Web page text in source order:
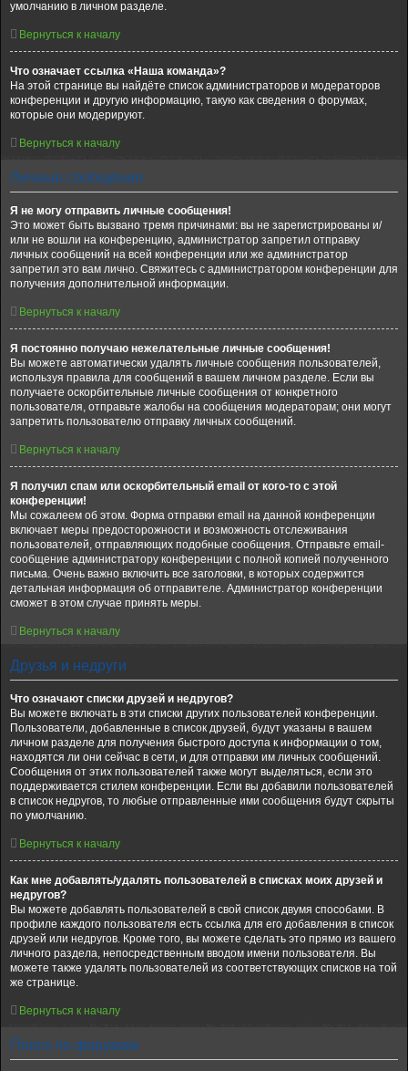
умолчанию в личном разделе.
Вернуться к началу
Что означает ссылка «Наша команда»?
На этой странице вы найдёте список администраторов и модераторов
конференции и другую информацию, такую как сведения о форумах,
которые они модерируют.
Вернуться к началу
Личные сообщения
Я не могу отправить личные сообщения!
Это может быть вызвано тремя причинами: вы не зарегистрированы и/
или не вошли на конференцию, администратор запретил отправку
личных сообщений на всей конференции или же администратор
запретил это вам лично. Свяжитесь с администратором конференции для
получения дополнительной информации.
Вернуться к началу
Я постоянно получаю нежелательные личные сообщения!
Вы можете автоматически удалять личные сообщения пользователей,
используя правила для сообщений в вашем личном разделе. Если вы
получаете оскорбительные личные сообщения от конкретного
пользователя, отправьте жалобы на сообщения модераторам; они могут
запретить пользователю отправку личных сообщений.
Вернуться к началу
Я получил спам или оскорбительный email от кого-то с этой
конференции!
Мы сожалеем об этом. Форма отправки email на данной конференции
включает меры предосторожности и возможность отслеживания
пользователей, отправляющих подобные сообщения. Отправьте email-
сообщение администратору конференции с полной копией полученного
письма. Очень важно включить все заголовки, в которых содержится
детальная информация об отправителе. Администратор конференции
сможет в этом случае принять меры.
Вернуться к началу
Друзья и недруги
Что означают списки друзей и недругов?
Вы можете включать в эти списки других пользователей конференции.
Пользователи, добавленные в список друзей, будут указаны в вашем
личном разделе для получения быстрого доступа к информации о том,
находятся ли они сейчас в сети, и для отправки им личных сообщений.
Сообщения от этих пользователей также могут выделяться, если это
поддерживается стилем конференции. Если вы добавили пользователей
в список недругов, то любые отправленные ими сообщения будут скрыты
по умолчанию.
Вернуться к началу
Как мне добавлять/удалять пользователей в списках моих друзей и
недругов?
Вы можете добавлять пользователей в свой список двумя способами. В
профиле каждого пользователя есть ссылка для его добавления в список
друзей или недругов. Кроме того, вы можете сделать это прямо из вашего
личного раздела, непосредственным вводом имени пользователя. Вы
можете также удалять пользователей из соответствующих списков на той
же странице.
Вернуться к началу
Поиск по форумам